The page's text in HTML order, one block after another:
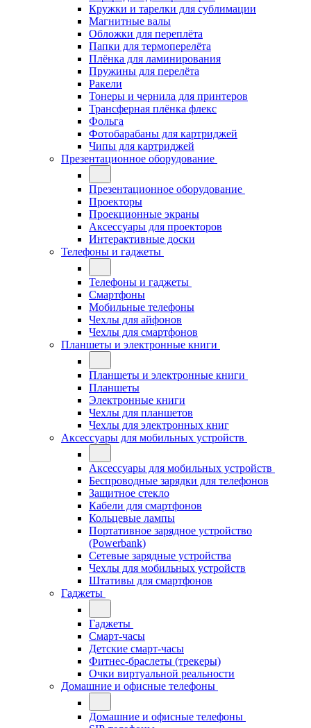
Кружки и тарелки для сублимации
Магнитные валы
Обложки для переплёта
Папки для термоперелёта
Плёнка для ламинирования
Пружины для перелёта
Ракели
Тонеры и чернила для принтеров
Трансферная плёнка флекс
Фольга
Фотобарабаны для картриджей
Чипы для картриджей
Презентационное оборудование
Презентационное оборудование
Проекторы
Проекционные экраны
Аксессуары для проекторов
Интерактивные доски
Телефоны и гаджеты
Телефоны и гаджеты
Смартфоны
Мобильные телефоны
Чехлы для айфонов
Чехлы для смартфонов
Планшеты и электронные книги
Планшеты и электронные книги
Планшеты
Электронные книги
Чехлы для планшетов
Чехлы для электронных книг
Аксессуары для мобильных устройств
Аксессуары для мобильных устройств
Беспроводные зарядки для телефонов
Защитное стекло
Кабели для смартфонов
Кольцевые лампы
Портативное зарядное устройство
(Powerbank)
Сетевые зарядные устройства
Чехлы для мобильных устройств
Штативы для смартфонов
Гаджеты
Гаджеты
Смарт-часы
Детские смарт-часы
Фитнес-браслеты (трекеры)
Очки виртуальной реальности
Домашние и офисные телефоны
Домашние и офисные телефоны